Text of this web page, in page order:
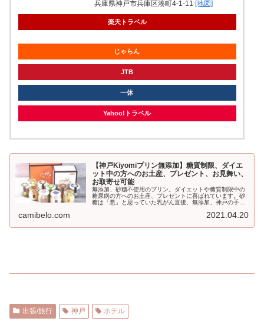
兵庫県神戸市兵庫区湊町4-1-11 [地図]
楽天トラベル
じゃらん
JTB
一休
Yahoo!トラベル
【神戸Kiyomiプリン無添加】糖質制限、ダイエ
ット中の方へのお土産、プレゼント、お見舞い、
お取寄せ可能
無添加、砂糖不使用のプリン。ダイエットや糖質制限中の
糖尿病の方へのお土産、プレゼントに喜ばれています。砂
糖は「悪」と思っていた乳がん直後、無添加、神戸の手作
喜ばれる素材にこだわったプリン、添加物を使っていない
camibelo.com 2021.04.20
出張/旅行 神戸 ホテル